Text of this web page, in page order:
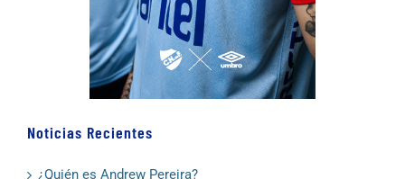
Noticias Recientes
¿Quién es Andrew Pereira?